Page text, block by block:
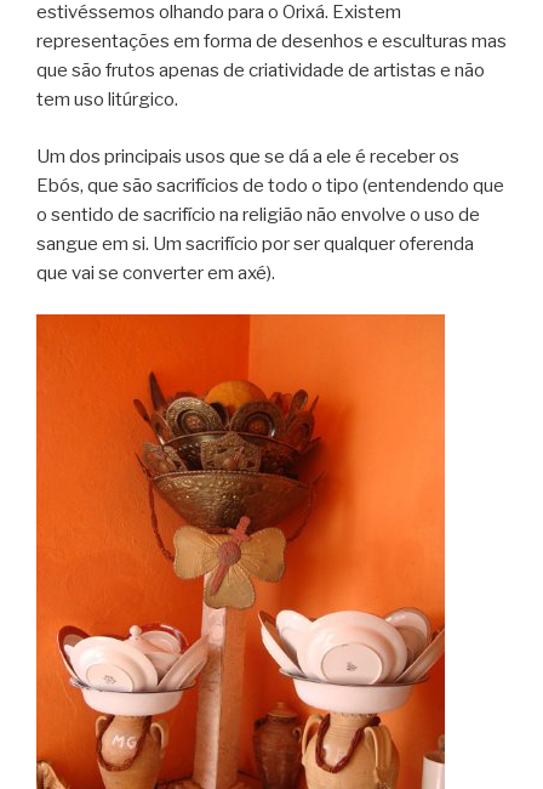
estivéssemos olhando para o Orixá. Existem
representações em forma de desenhos e esculturas mas
que são frutos apenas de criatividade de artistas e não
tem uso litúrgico.
Um dos principais usos que se dá a ele é receber os
Ebós, que são sacrifícios de todo o tipo (entendendo que
o sentido de sacrifício na religião não envolve o uso de
sangue em si. Um sacrifício por ser qualquer oferenda
que vai se converter em axé).